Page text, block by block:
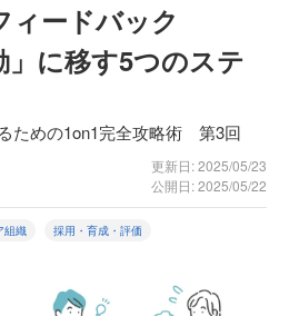
ィードバック
」に移す5つのステ
ための1on1完全攻略術 第3回
更新日: 2025/05/23
公開日: 2025/05/22
組織 採用・育成・評価